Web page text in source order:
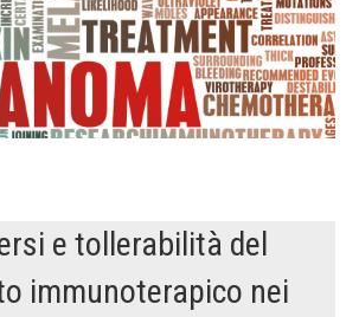
e tollerabilità del
immunoterapico nei